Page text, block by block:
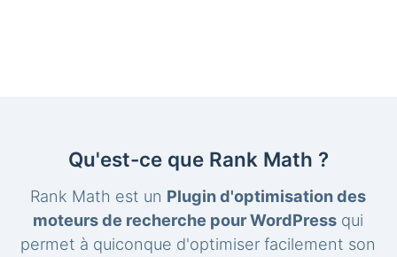
Qu'est-ce que Rank Math ?
Rank Math est un Plugin d'optimisation des
moteurs de recherche pour WordPress qui
permet à quiconque d'optimiser facilement son